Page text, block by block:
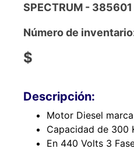
SPECTRUM -
Número de
$
Descripción:
Motor Diesel
Capacidad de 300
En 440 Volts 3